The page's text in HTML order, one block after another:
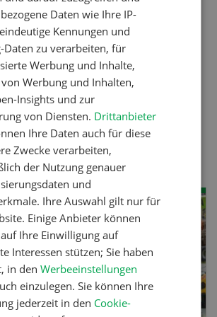
ohne
aus dem Sack
NOV
08
Daten wie Ihre IP-
Kennungen und
Daten zu verarbeiten, für
Werbung und Inhalte,
Werbung und Inhalten,
Insights und zur
von Diensten. Drittanbieter
Ihre Daten auch für diese
Zwecke verarbeiten,
der Nutzung genauer
und
Ihre Auswahl gilt nur für
Einige Anbieter können
Ihre Einwilligung auf
Interessen stützen; Sie haben
in denWerbeeinstellungen
einzulegen. Sie können Ihre
jederzeit in den Cookie-